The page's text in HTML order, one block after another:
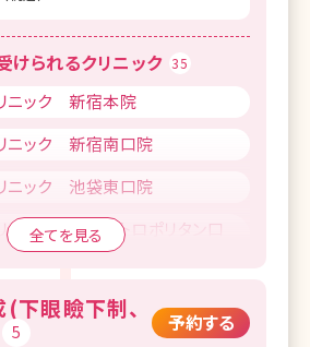
けられるクリニック 35
ニック 新宿本院
ニック 新宿南口院
ニック 池袋東口院
ニック 池袋メトロポリタン口
ニック 錦糸町院
全てを見る
下眼瞼下制、
5 予約する